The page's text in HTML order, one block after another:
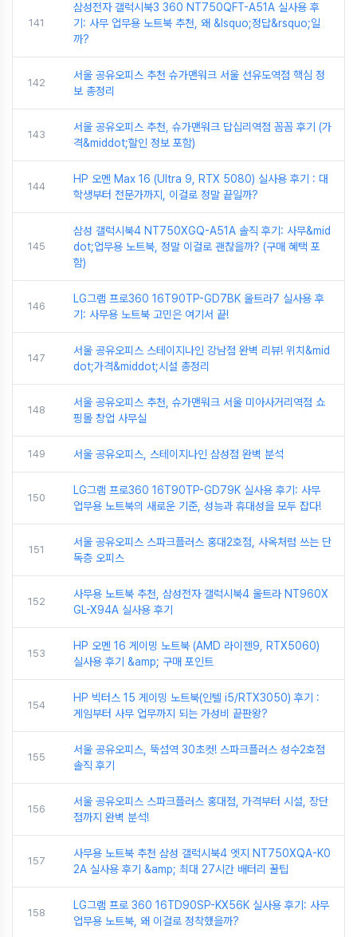
141
삼성전자 갤럭시북3 360 NT750QFT-A51A 실사용 후
기: 사무 업무용 노트북 추천, 왜 &lsquo;정답&rsquo;일
까?
142
서울 공유오피스 추천 슈가맨워크 서울 선유도역점 핵심 정
보 총정리
143
서울 공유오피스 추천, 슈가맨워크 답십리역점 꼼꼼 후기 (가
격&middot;할인 정보 포함)
144
HP 오멘 Max 16 (Ultra 9, RTX 5080) 실사용 후기 : 대
학생부터 전문가까지, 이걸로 정말 끝일까?
145
삼성 갤럭시북4 NT750XGQ-A51A 솔직 후기: 사무&mid
dot;업무용 노트북, 정말 이걸로 괜찮을까? (구매 혜택 포
함)
146
LG그램 프로360 16T90TP-GD7BK 울트라7 실사용 후
기: 사무용 노트북 고민은 여기서 끝!
147
서울 공유오피스 스테이지나인 강남점 완벽 리뷰! 위치&mid
dot;가격&middot;시설 총정리
148
서울 공유오피스 추천, 슈가맨워크 서울 미아사거리역점 쇼
핑몰 창업 사무실
149 서울 공유오피스, 스테이지나인 삼성점 완벽 분석
150
LG그램 프로360 16T90TP-GD79K 실사용 후기: 사무
업무용 노트북의 새로운 기준, 성능과 휴대성을 모두 잡다!
151
서울 공유오피스 스파크플러스 홍대2호점, 사옥처럼 쓰는 단
독층 오피스
152
사무용 노트북 추천, 삼성전자 갤럭시북4 울트라 NT960X
GL-X94A 실사용 후기
153
HP 오멘 16 게이밍 노트북 (AMD 라이젠9, RTX5060)
실사용 후기 &amp; 구매 포인트
154
HP 빅터스 15 게이밍 노트북(인텔 i5/RTX3050) 후기 :
게임부터 사무 업무까지 되는 가성비 끝판왕?
155
서울 공유오피스, 뚝섬역 30초컷! 스파크플러스 성수2호점
솔직 후기
156
서울 공유오피스 스파크플러스 홍대점, 가격부터 시설, 장단
점까지 완벽 분석!
157
사무용 노트북 추천 삼성 갤럭시북4 엣지 NT750XQA-K0
2A 실사용 후기 &amp; 최대 27시간 배터리 꿀팁
158
LG그램 프로 360 16TD90SP-KX56K 실사용 후기: 사무
업무용 노트북, 왜 이걸로 정착했을까?